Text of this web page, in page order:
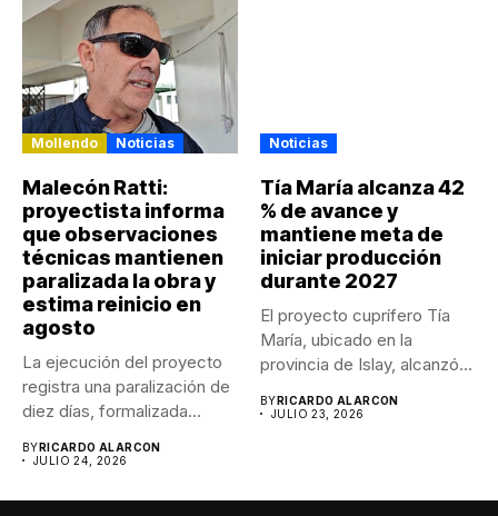
Mollendo Noticias
Malecón Ratti:
proyectista informa
que observaciones
técnicas mantienen
paralizada la obra y
estima reinicio en
agosto
La ejecución del proyecto
registra una paralización de
diez días, formalizada
BYRICARDO ALARCON
JULIO 24, 2026
Noticias
Tía María alcanza 42
% de avance y
mantiene meta de
iniciar producción
durante 2027
El proyecto cuprífero Tía
María, ubicado en la
provincia de Islay, alcanzó...
BYRICARDO ALARCON
JULIO 23, 2026